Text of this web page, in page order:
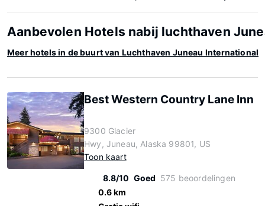
Aanbevolen Hotels nabij luchthaven
Meer hotels in de buurt van Luchthaven Juneau International
Best Western Country Lane Inn
9300 Glacier
Hwy, Juneau, Alaska 99801, US
Toon kaart
8.8/10 Goed 575 beoordelingen
0.6 km